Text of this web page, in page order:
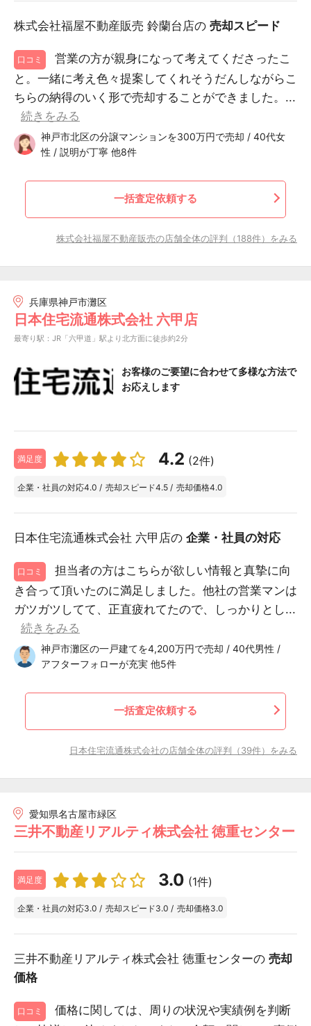
株式会社福屋不動産販売 鈴蘭台店の 売却スピード
口コミ
営業の方が親身になって考えてくださったこ
と。一緒に考え色々提案してくれそうだんしながらこ
ちらの納得のいく形で売却することができました。...
続きをみる
神戸市北区の分譲マンションを300万円で売却 / 40代女
性 / 説明が丁寧 他8件
一括査定依頼する
株式会社福屋不動産販売の店舗全体の評判（188件）をみる
兵庫県神戸市灘区
日本住宅流通株式会社 六甲店
最寄り駅：JR「六甲道」駅より北方面に徒歩約2分
お客様のご要望に合わせて多様な方法で
お応えします
満足度 4.2 (2件)
企業・社員の対応4.0 / 売却スピード4.5 / 売却価格4.0
日本住宅流通株式会社 六甲店の 企業・社員の対応
口コミ
担当者の方はこちらが欲しい情報と真摯に向
き合って頂いたのに満足しました。他社の営業マンは
ガツガツしてて、正直疲れてたので、しっかりとし...
続きをみる
神戸市灘区の一戸建てを4,200万円で売却 / 40代男性 /
アフターフォローが充実 他5件
一括査定依頼する
日本住宅流通株式会社の店舗全体の評判（39件）をみる
愛知県名古屋市緑区
三井不動産リアルティ株式会社 徳重センター
満足度 3.0 (1件)
企業・社員の対応3.0 / 売却スピード3.0 / 売却価格3.0
三井不動産リアルティ株式会社 徳重センターの 売却
価格
口コミ
価格に関しては、周りの状況や実績例を判断